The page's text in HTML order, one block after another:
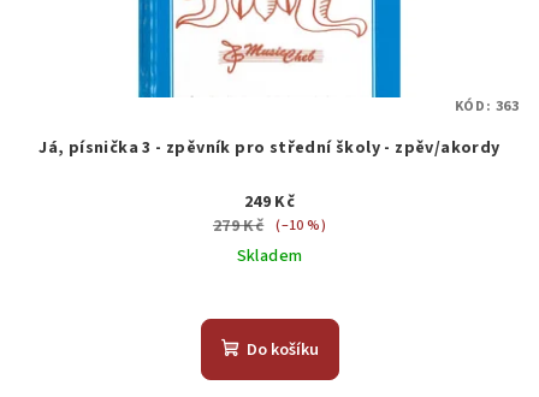
Já, písnička 3 - zpěvník pro střední školy - zpěv/akordy
249 Kč
279 Kč (–10 %)
Skladem
Do košíku
KÓD: 363